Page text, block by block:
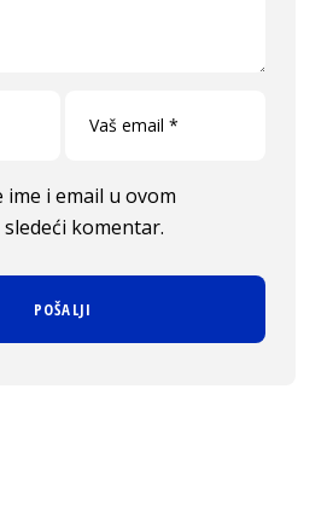
ime i email u ovom
komentar.